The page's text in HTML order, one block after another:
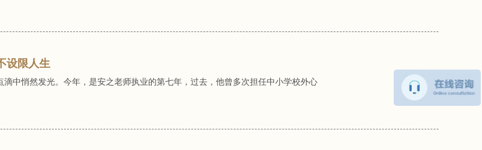
设限人生
中悄然发光。今年，是安之老师执业的第七年，过去，他曾多次担任中小学校外心